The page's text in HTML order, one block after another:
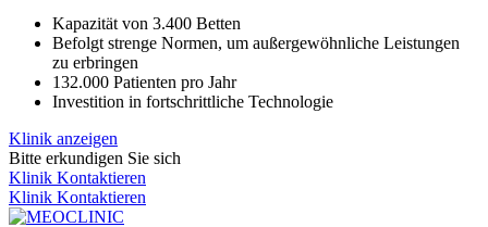
Kapazität von 3.400 Betten
Befolgt strenge Normen, um außergewöhnliche Leistungen
zu erbringen
132.000 Patienten pro Jahr
Investition in fortschrittliche Technologie
Klinik anzeigen
Bitte erkundigen Sie sich
Klinik Kontaktieren
Klinik Kontaktieren